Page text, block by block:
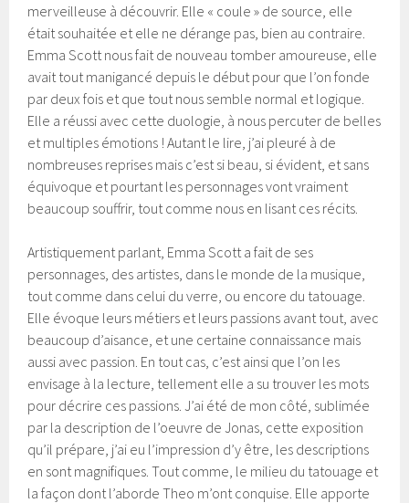
merveilleuse à découvrir. Elle « coule » de source, elle
était souhaitée et elle ne dérange pas, bien au contraire.
Emma Scott nous fait de nouveau tomber amoureuse, elle
avait tout manigancé depuis le début pour que l’on fonde
par deux fois et que tout nous semble normal et logique.
Elle a réussi avec cette duologie, à nous percuter de belles
et multiples émotions ! Autant le lire, j’ai pleuré à de
nombreuses reprises mais c’est si beau, si évident, et sans
équivoque et pourtant les personnages vont vraiment
beaucoup souffrir, tout comme nous en lisant ces récits.
Artistiquement parlant, Emma Scott a fait de ses
personnages, des artistes, dans le monde de la musique,
tout comme dans celui du verre, ou encore du tatouage.
Elle évoque leurs métiers et leurs passions avant tout, avec
beaucoup d’aisance, et une certaine connaissance mais
aussi avec passion. En tout cas, c’est ainsi que l’on les
envisage à la lecture, tellement elle a su trouver les mots
pour décrire ces passions. J’ai été de mon côté, sublimée
par la description de l’oeuvre de Jonas, cette exposition
qu’il prépare, j’ai eu l’impression d’y être, les descriptions
en sont magnifiques. Tout comme, le milieu du tatouage et
la façon dont l’aborde Theo m’ont conquise. Elle apporte